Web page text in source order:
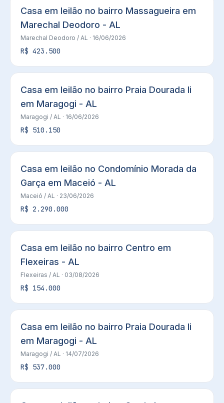
Casa em leilão no bairro Massagueira em
Marechal Deodoro - AL
Marechal Deodoro / AL · 16/06/2026
R$ 423.500
Casa em leilão no bairro Praia Dourada Ii
em Maragogi - AL
Maragogi / AL · 16/06/2026
R$ 510.150
Casa em leilão no Condomínio Morada da
Garça em Maceió - AL
Maceió / AL · 23/06/2026
R$ 2.290.000
Casa em leilão no bairro Centro em
Flexeiras - AL
Flexeiras / AL · 03/08/2026
R$ 154.000
Casa em leilão no bairro Praia Dourada Ii
em Maragogi - AL
Maragogi / AL · 14/07/2026
R$ 537.000